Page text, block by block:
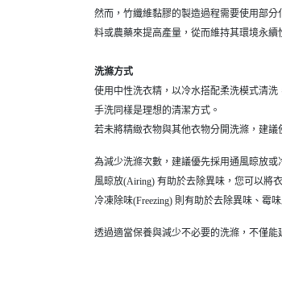
然而，竹纖維黏膠的製造過程需要使用部
料或農藥來提高產量，從而維持其環境永續
洗滌方式
使用中性洗衣精，以冷水搭配柔洗模式清
手洗同樣是理想的清潔方式。
若未將精緻衣物與其他衣物分開洗滌，建
為減少洗滌次數，建議優先採用通風晾放
風晾放(Airing) 有助於去除異味，您可以將
冷凍除味(Freezing) 則有助於去除異味、霉
透過適當保養與減少不必要的洗滌，不僅